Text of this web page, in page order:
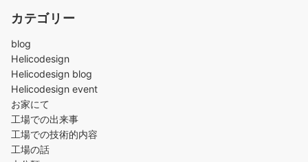
カテゴリー
blog
Helicodesign
Helicodesign blog
Helicodesign event
お家にて
工場での出来事
工場での技術的内容
工場の話